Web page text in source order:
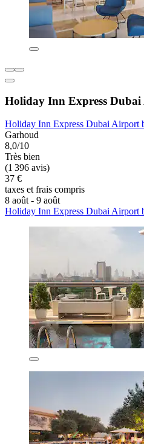
Holiday Inn Express
Holiday Inn Express Dubai Airport
Garhoud
8,0/10
Très bien
(1 396 avis)
37 €
taxes et frais compris
8 août - 9 août
Holiday Inn Express Dubai Airport